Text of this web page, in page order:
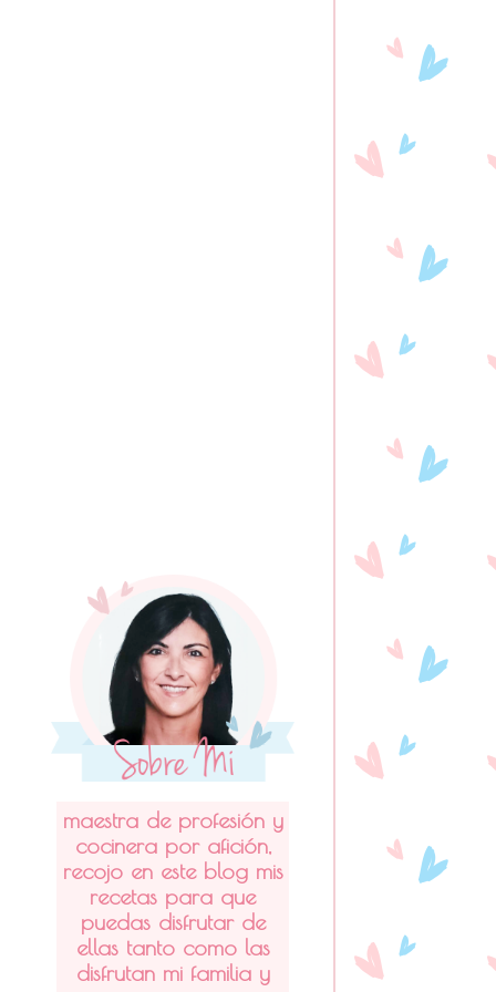
maestra de profesión y
cocinera por afición,
recojo en este blog mis
recetas para que
puedas disfrutar de
ellas tanto como las
disfrutan mi familia y